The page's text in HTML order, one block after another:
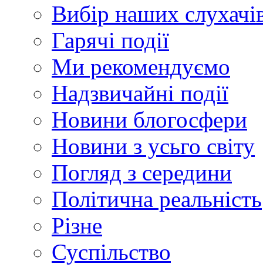
Вибір наших
Гарячі події
Ми рекомендуємо
Надзвичайні події
Новини блогосфери
Новини з усьго світу
Погляд з середини
Політична реальність
Різне
Суспільство